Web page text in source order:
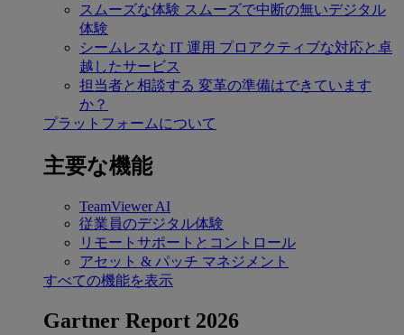
スムーズな体験 スムーズで中断の無いデジタル
体験
シームレスな IT 運用 プロアクティブな対応と卓
越したサービス
担当者と相談する 変革の準備はできています
か？
プラットフォームについて
主要な機能
TeamViewer AI
従業員のデジタル体験
リモートサポートとコントロール
アセット & パッチ マネジメント
すべての機能を表示
Gartner Report 2026